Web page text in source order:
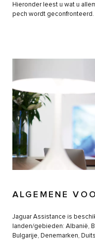
Hieronder leest u wat u
pech wordt geconfronteerd.
ALGEMENE
Jaguar Assistance is
landen/gebieden: Albanië,
Bulgarije, Denemarken,